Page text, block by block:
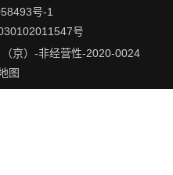
号-1
号
京）-非经营性-2020-0024
图